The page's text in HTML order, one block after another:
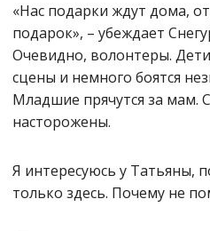
«Нас подарки ждут дома,
подарок», – убеждает
Очевидно, волонтеры.
сцены и немного боятся
Младшие прячутся за мам.
насторожены.
Я интересуюсь у Татьяны,
только здесь. Почему не